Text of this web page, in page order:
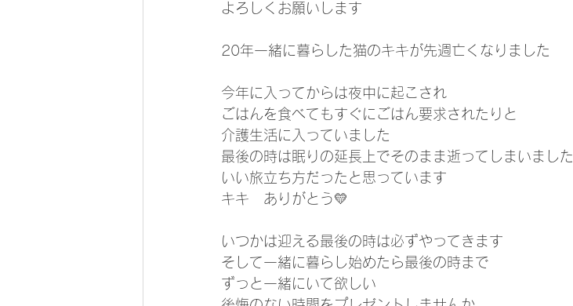
よろしくお願いします
20年一緒に暮らした猫のキキが先週亡くなりました
今年に入ってからは夜中に起こされ
ごはんを食べてもすぐにごはん要求されたりと
介護生活に入っていました
最後の時は眠りの延長上でそのまま逝ってしまいました
いい旅立ち方だったと思っています
キキ　ありがとう💛
いつかは迎える最後の時は必ずやってきます
そして一緒に暮らし始めたら最後の時まで
ずっと一緒にいて欲しい